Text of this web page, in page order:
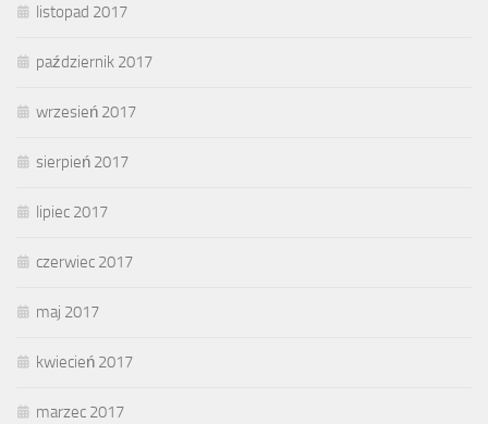
listopad 2017
październik 2017
wrzesień 2017
sierpień 2017
lipiec 2017
czerwiec 2017
maj 2017
kwiecień 2017
marzec 2017